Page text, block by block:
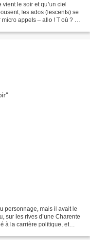
le soir et qu’un ciel
les ados (lescents) se
appels – allo ! T où ? Ok
personnage, mais il avait le
sur les rives d’une Charente
à la carrière politique, et